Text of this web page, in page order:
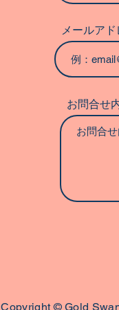
メールアド
お問合せ
Copyright © Gold